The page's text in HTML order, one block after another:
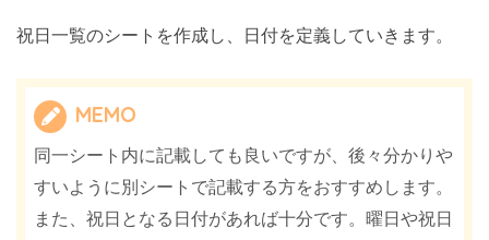
祝日一覧のシートを作成し、日付を定義していきます。
MEMO
同一シート内に記載しても良いですが、後々分かりや
すいように別シートで記載する方をおすすめします。
また、祝日となる日付があれば十分です。曜日や祝日